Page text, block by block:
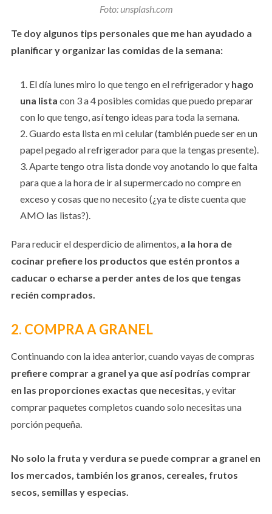
Foto: unsplash.com
Te doy algunos tips personales que me han ayudado a
planificar y organizar las comidas de la semana:
El día lunes miro lo que tengo en el refrigerador y hago
una lista con 3 a 4 posibles comidas que puedo preparar
con lo que tengo, así tengo ideas para toda la semana.
Guardo esta lista en mi celular (también puede ser en un
papel pegado al refrigerador para que la tengas presente).
Aparte tengo otra lista donde voy anotando lo que falta
para que a la hora de ir al supermercado no compre en
exceso y cosas que no necesito (¿ya te diste cuenta que
AMO las listas?).
Para reducir el desperdicio de alimentos, a la hora de
cocinar prefiere los productos que estén prontos a
caducar o echarse a perder antes de los que tengas
recién comprados.
2. COMPRA A GRANEL
Continuando con la idea anterior, cuando vayas de compras
prefiere comprar a granel ya que así podrías comprar
en las proporciones exactas que necesitas, y evitar
comprar paquetes completos cuando solo necesitas una
porción pequeña.
No solo la fruta y verdura se puede comprar a granel en
los mercados, también los granos, cereales, frutos
secos, semillas y especias.